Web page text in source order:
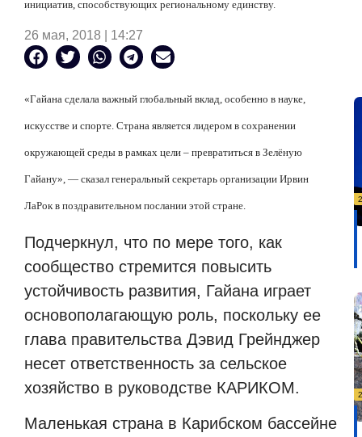
инициатив, способствующих региональному единству.
26 мая, 2018 | 14:27
«Гайана сделала важный глобальный вклад, особенно в науке,
искусстве и спорте. Страна является лидером в сохранении
окружающей среды в рамках цели – превратиться в Зелёную
Гайану», — сказал генеральный секретарь организации Ирвин
ЛаРок в поздравительном послании этой стране.
Подчеркнул, что по мере того, как
сообщество стремится повысить
устойчивость развития, Гайана играет
основополагающую роль, поскольку ее
глава правительства Дэвид Грейнджер
несет ответственность за сельское
хозяйство в руководстве КАРИКОМ.
Маленькая страна в Карибском бассейне